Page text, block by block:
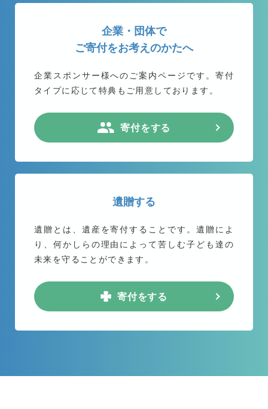
企業・団体で
ご寄付をお考えのかたへ
企業スポンサー様へのご案内ページです。 寄付
タイプに応じて特典もご用意しております。
寄付をする
遺贈する
遺贈とは、遺産を寄付することです。遺贈によ
り、何かしらの理由によって苦しむ子ども達の
未来を守ることができます。
寄付をする